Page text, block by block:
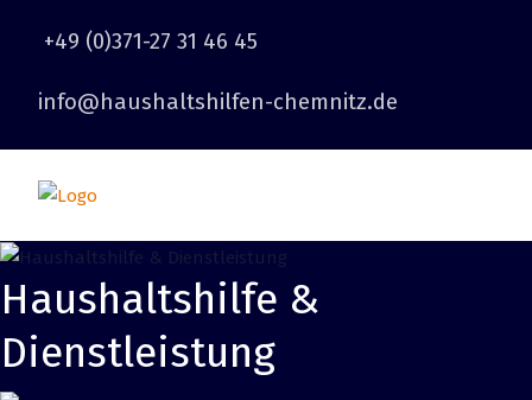
+49 (0)371-27 31 46 45
info@haushaltshilfen-chemnitz.de
Haushaltshilfe &
Dienstleistung